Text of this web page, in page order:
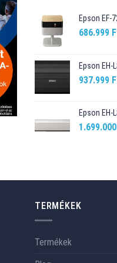
Epson EF-
686.999
Epson EH-
937.999
Epson EH-
1.699.000
TERMÉKEK
Termékek